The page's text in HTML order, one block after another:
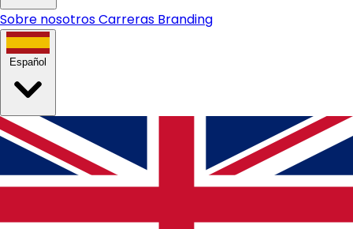
Sobre nosotrosCarreras Branding
Español